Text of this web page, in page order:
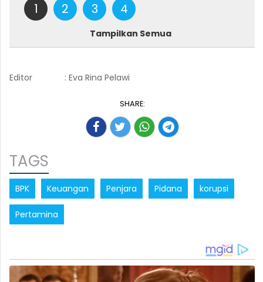
1 2 3 4
Tampilkan Semua
Editor : Eva Rina Pelawi
SHARE:
TAGS
BPK Keuangan Penjara Pidana korupsi
Pertamina